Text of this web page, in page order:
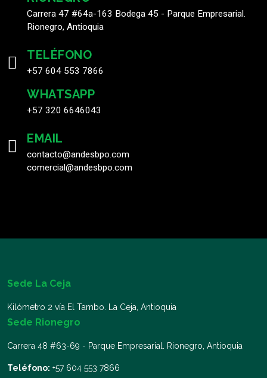
Carrera 47 #64a-163 Bodega 45 - Parque Empresarial.
Rionegro, Antioquia
TELÉFONO
+57 604 553 7866
WHATSAPP
+57 320 6646043
EMAIL
contacto@andesbpo.com
comercial@andesbpo.com
Sede La Ceja
Kilómetro 2 vía El Tambo. La Ceja, Antioquia
Sede Rionegro
Carrera 48 #63-69 - Parque Empresarial. Rionegro, Antioquia
Teléfono: +57 604 553 7866